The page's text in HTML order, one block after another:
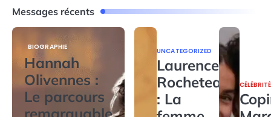
Messages récents
BIOGRAPHIE
Hannah
Olivennes :
Le parcours
remarquable
UNCATEGORIZED
Laurence
Rocheteau
: La